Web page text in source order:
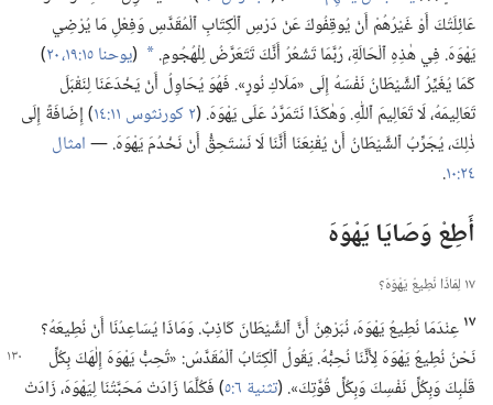
عَائِلَتُكَ أَوْ غَيْرُهُمْ أَنْ يُوقِفُوكَ عَنْ دَرْسِ ٱلْكِتَابِ ٱلْمُقَدَّسِ وَفِعْلِ مَا يُرْضِي
يَهْوَهَ.‏ فِي هٰذِهِ ٱلْحَالَةِ،‏ رُبَّمَا تَشْعُرُ أَنَّكَ تَتَعَرَّضُ لِلْهُجُومِ.‏ a
(‏يوحنا ١٥:‏١٩،‏ ٢٠
‏)‏
كَمَا يُغَيِّرُ ٱلشَّيْطَانُ نَفْسَهُ إِلَى «مَلَاكِ نُورٍ».‏ فَهُوَ يُحَاوِلُ أَنْ يَخْدَعَنَا لِنَقْبَلَ
تَعَالِيمَهُ،‏ لَا تَعَالِيمَ ٱللّٰهِ.‏ وَهٰكَذَا نَتَمَرَّدُ عَلَى يَهْوَهَ.‏ (‏٢ كورنثوس ١١:‏١٤
‏)‏ إِضَافَةً إِلَى
ذٰلِكَ،‏ يُجَرِّبُ ٱلشَّيْطَانُ أَنْ يُقْنِعَنَا أَنَّنَا لَا نَسْتَحِقُّ أَنْ نَخْدُمَ يَهْوَهَ.‏ —‏امثال
٢٤:‏١٠ ‏.‏
أَطِعْ وَصَايَا يَهْوَهَ
١٧ لِمَاذَا نُطِيعُ يَهْوَهَ؟‏
١٧ عِنْدَمَا نُطِيعُ يَهْوَهَ،‏ نُبَرْهِنُ أَنَّ ٱلشَّيْطَانَ كَاذِبٌ.‏ وَمَاذَا يُسَاعِدُنَا أَنْ نُطِيعَهُ؟‏
نَحْنُ نُطِيعُ يَهْوَهَ لِأَنَّنَا نُحِبُّهُ.‏ يَقُولُ ٱلْكِتَابُ ٱلْمُقَدَّسُ:‏ ‏«تُحِبُّ يَهْوَهَ إِلٰهَكَ بِكُلِّ
قَلْبِكَ وَبِكُلِّ نَفْسِكَ وَبِكُلِّ قُوَّتِكَ».‏ (‏تثنية ٦:‏٥
‏)‏ فَكُلَّمَا زَادَتْ مَحَبَّتُنَا لِيَهْوَهَ،‏ زَادَتْ